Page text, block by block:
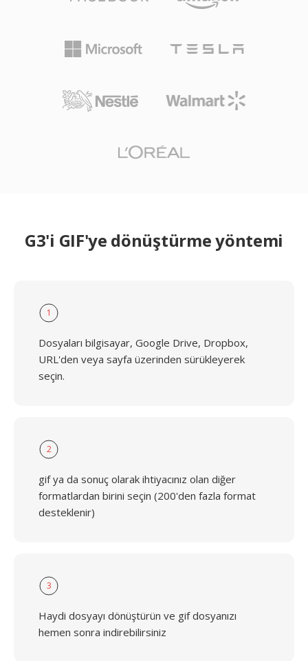
G3'i GIF'ye dönüştürme yöntemi
1
Dosyaları bilgisayar, Google Drive, Dropbox,
URL'den veya sayfa üzerinden sürükleyerek
seçin.
2
gif ya da sonuç olarak ihtiyacınız olan diğer
formatlardan birini seçin (200'den fazla format
desteklenir)
3
Haydi dosyayı dönüştürün ve gif dosyanızı
hemen sonra indirebilirsiniz